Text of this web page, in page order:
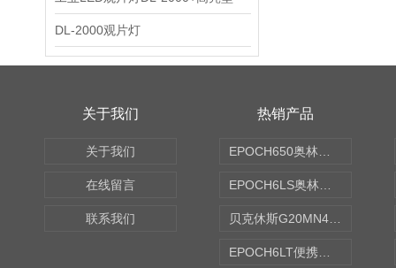
DL-2000观片灯
关于我们
关于我们
在线留言
联系我们
热销产品